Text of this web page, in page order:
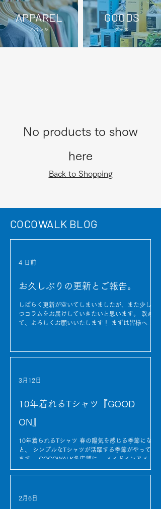
APPAREL
​アパレル
GOODS
​グッズ
No products to show
here
Back to Shopping
COCOWALK BLOG
お久しぶりの更新とご報告。
しばらく更新が空いてしまいましたが、また少しず
つコラムをお届けしていきたいと思います。 改め
て、よろしくお願いいたします！ まずは皆様へご
た。 これまでたくさんのお客様にご利用いただき
くさんのご縁と繋がりスタッフにとっても大切な時
しい気持ちもありますが新しい一歩を踏み出すため
新たな挑戦をスタートしていきます。 なお、ココ
UMINAGOMIは アップデートを重ねながら元気に
営業しております！ これからも皆様にお会いでき
ることをスタッフ一同楽しみにしておりますので
さい。 かき氷専門店UMINAGOMIより わんちゃ
4 日前
10年着れるTシャツ『GOOD
ON』
10年着られるTシャツ 春の陽気を感じる季節になる
と、 シンプルなTシャツが活躍する季節がやってき
ます。 COCOWALK各店舗に、 メイドインアメリ
ました。 GOOD ONのTシャツは、 アメリカ綿を使
っかりとした着心地ですが、 着るほどに体に馴染
3月12日
2月6日